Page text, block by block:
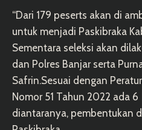
“Dari 179 peserts akan di
untuk menjadi Paskibraka
Sementara seleksi akan
dan Polres Banjar serta
Safrin.Sesuai dengan
Nomor 51 Tahun 2022 ada
diantaranya, pembentukan